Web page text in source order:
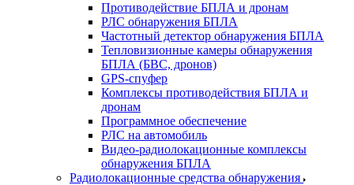
Противодействие БПЛА и дронам
РЛС обнаружения БПЛА
Частотный детектор обнаружения БПЛА
Тепловизионные камеры обнаружения
БПЛА (БВС, дронов)
GPS-спуфер
Комплексы противодействия БПЛА и
дронам
Программное обеспечение
РЛС на автомобиль
Видео-радиолокационные комплексы
обнаружения БПЛА
Радиолокационные средства обнаружения